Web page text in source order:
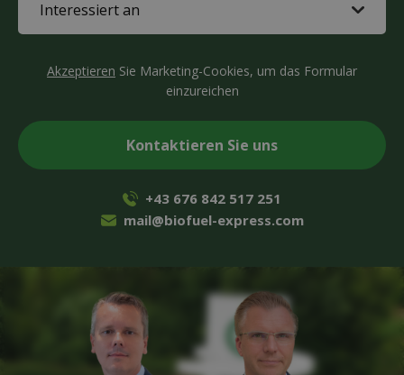
(Required)
Akzeptieren Sie Marketing-Cookies, um das Formular
einzureichen
+43 676 842 517 251
mail@biofuel-express.com